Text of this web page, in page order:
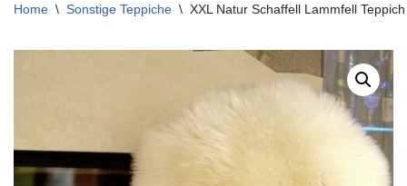
Home \ Sonstige Teppiche \ XXL Natur Schaffell Lammfell